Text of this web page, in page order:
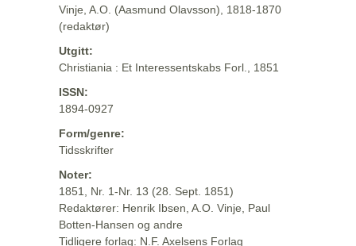
Vinje, A.O. (Aasmund Olavsson), 1818-1870
(redaktør)
Utgitt:
Christiania : Et Interessentskabs Forl., 1851
ISSN:
1894-0927
Form/genre:
Tidsskrifter
Noter:
1851, Nr. 1-Nr. 13 (28. Sept. 1851)
Redaktører: Henrik Ibsen, A.O. Vinje, Paul
Botten-Hansen og andre
Tidligere forlag: N.F. Axelsens Forlag